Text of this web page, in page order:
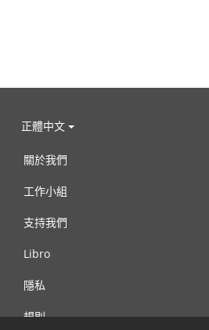
正體中文
關於我們
工作小組
支持我們
Libro
隱私
規則